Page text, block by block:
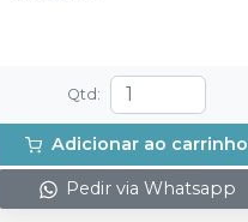
Qtd :
Adicionar ao carrinho
Pedir via Whatsapp